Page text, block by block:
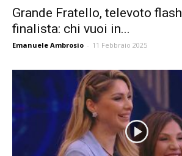
Grande Fratello, televoto
finalista: chi vuoi in...
Emanuele Ambrosio - 11 Febbraio 2025